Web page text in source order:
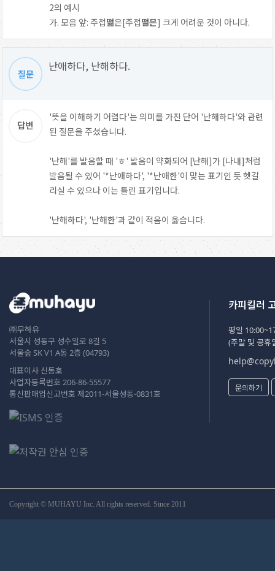
2의 예시
가. 모음 앞: 주접떪은[주접떨믄] 크게 어려운 것이 아니다.
난애하다, 난해하다.
'뜻을 이해하기 어렵다'는 의미를 가진 단어 '난해하다'와 관련
된 질문을 주셨습니다.
'난해'를 발음할 때 'ㅎ' 발음이 약화되어 [난해]가 [나내]처럼
발음될 수 있어 '*난애하다', '*난애한'이 맞는 표기인 듯 헷갈
리실 수 있으나 이는 틀린 표기입니다.
'난해하다', '난해한'과 같이 적음이 옳습니다.
㈜무하유
서울시 성동구 성수일로 8길 5
서울숲 SK V1 A동 2층 (04793)
대표이사 신동호
사업자등록번호 206-86-55577
통신판매업신고번호 제2011-서울성동-0831호
카피킬러
평일
(주말 및 공휴
문의하기
Copyright © MUHAYU Inc. All rights reserved. Since 2011